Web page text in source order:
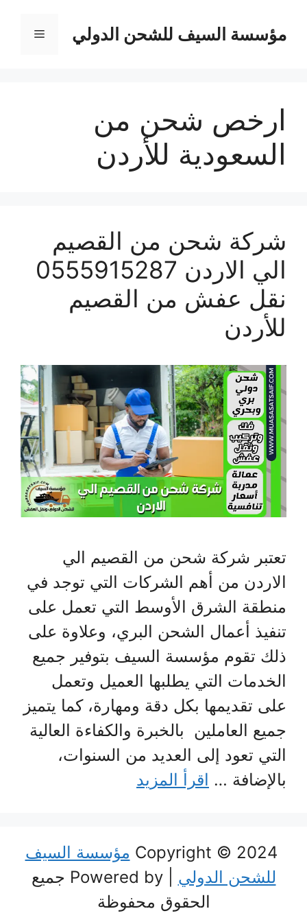
المحتوىمؤسسة السيف للشحن الدولي القائمة
ارخص شحن من
السعودية للأردن
شركة شحن من القصيم
الي الاردن 0555915287
نقل عفش من القصيم
للأردن
تعتبر شركة شحن من القصيم الي
الاردن من أهم الشركات التي توجد في
منطقة الشرق الأوسط التي تعمل على
تنفيذ أعمال الشحن البري، وعلاوة على
ذلك تقوم مؤسسة السيف بتوفير جميع
الخدمات التي يطلبها العميل وتعمل
على تقديمها بكل دقة ومهارة، كما يتميز
جميع العاملين بالخبرة والكفاءة العالية
التي تعود إلى العديد من السنوات،
بالإضافة … اقرأ المزيد
مؤسسة السيف
للشحن الدولي
| Powered by جميع
الحقوق محفوظة